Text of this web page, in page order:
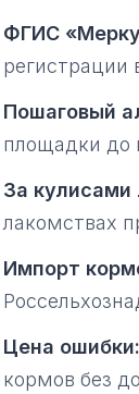
ФГИС
регистрации
Пошаговый
площадки до
За кулисами
лакомствах
Импорт
Цена ошибки:
кормов без